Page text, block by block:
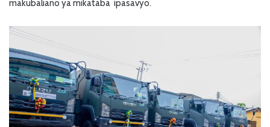
makubaliano ya mikataba ipasavyo.